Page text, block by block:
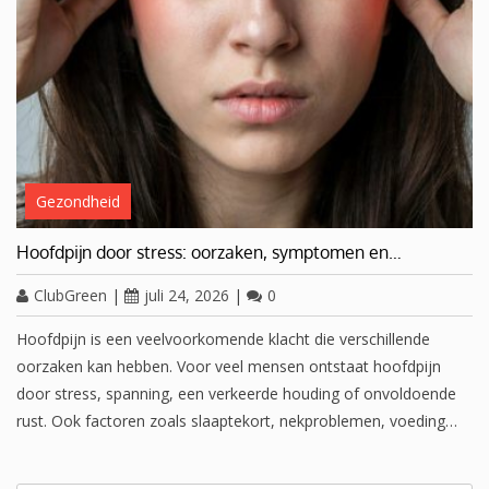
Gezondheid
Hoofdpijn door stress: oorzaken, symptomen en…
ClubGreen | juli 24, 2026 | 0
Hoofdpijn is een veelvoorkomende klacht die verschillende
oorzaken kan hebben. Voor veel mensen ontstaat hoofdpijn
door stress, spanning, een verkeerde houding of onvoldoende
rust. Ook factoren zoals slaaptekort, nekproblemen, voeding…